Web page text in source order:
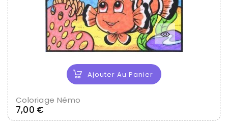
Ajouter Au Panier
Coloriage Némo
7,00 €Prix